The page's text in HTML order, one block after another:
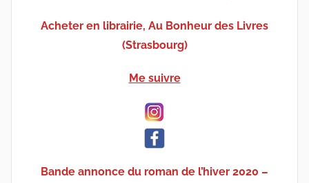
Acheter en librairie, Au Bonheur des Livres
(Strasbourg)
Me suivre
Bande annonce du roman de l’hiver 2020 –